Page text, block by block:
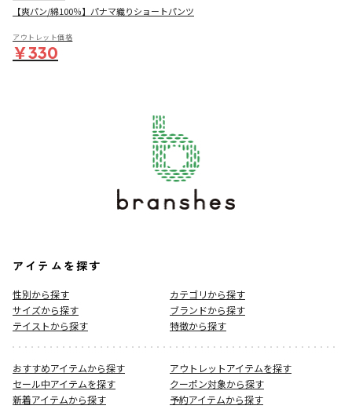
【爽パン/綿100％】パナマ織りショートパンツ
アウトレット価格
￥330
アイテムを探す
性別から探す
カテゴリから探す
サイズから探す
ブランドから探す
テイストから探す
特徴から探す
おすすめアイテムから探す
アウトレットアイテムを探す
セール中アイテムを探す
クーポン対象から探す
新着アイテムから探す
予約アイテムから探す